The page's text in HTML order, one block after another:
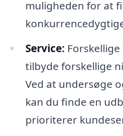
muligheden for at
Service:
tilbyde forskellige
Ved at undersøge
kan du finde en
prioriterer